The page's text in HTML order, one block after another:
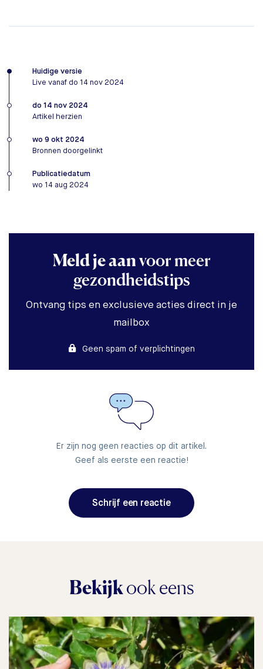
Huidige versie
Live vanaf do 14 nov 2024
do 14 nov 2024
Artikel herzien
wo 9 okt 2024
Bronnen doorgelinkt
Publicatiedatum
wo 14 aug 2024
Meld je aanvoor meer
gezondheidstips
Ontvang tips en exclusieve acties direct in je
mailbox
Geen spam of verplichtingen
Er zijn nog geen reacties op dit artikel.
Geef als eerste een reactie!
Schrijf een reactie
Bekijkook eens